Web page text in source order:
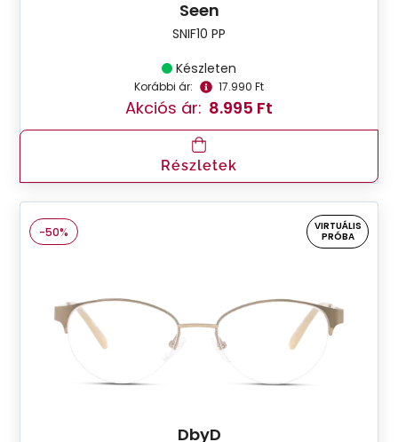
Seen
SNIF10 PP
Készleten
Korábbi ár: 17.990 Ft
Akciós ár: 8.995 Ft
Részletek
-50%
VIRTUÁLIS
PRÓBA
DbyD